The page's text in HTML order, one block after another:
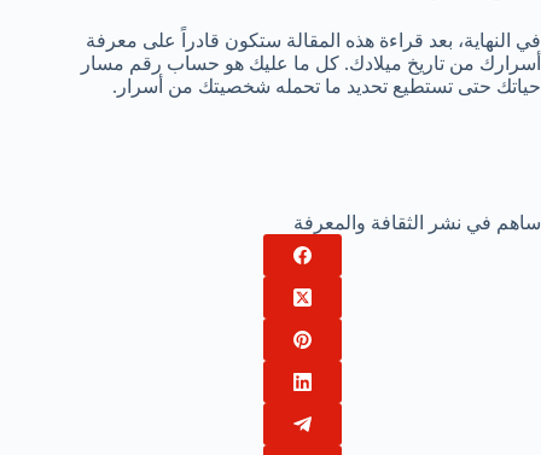
في النهاية، بعد قراءة هذه المقالة ستكون قادراً على معرفة
أسرارك من تاريخ ميلادك. كل ما عليك هو حساب رقم مسار
حياتك حتى تستطيع تحديد ما تحمله شخصيتك من أسرار.
ساهم في نشر الثقافة والمعرفة